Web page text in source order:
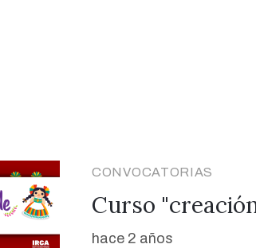
CONVOCATORIAS
Curso
hace 2 años